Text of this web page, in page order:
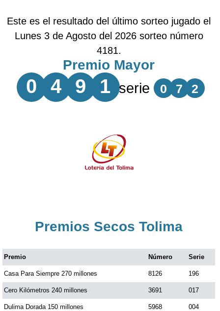
Este es el resultado del último sorteo jugado el
Lunes 3 de Agosto del 2026 sorteo número
4181.
Premio Mayor
0 4 9 1 serie 0 7 2
Premios Secos Tolima
Premio Número Serie
Casa Para Siempre 270 millones 8126 196
Cero Kilómetros 240 millones 3691 017
Dulima Dorada 150 millones 5968 004